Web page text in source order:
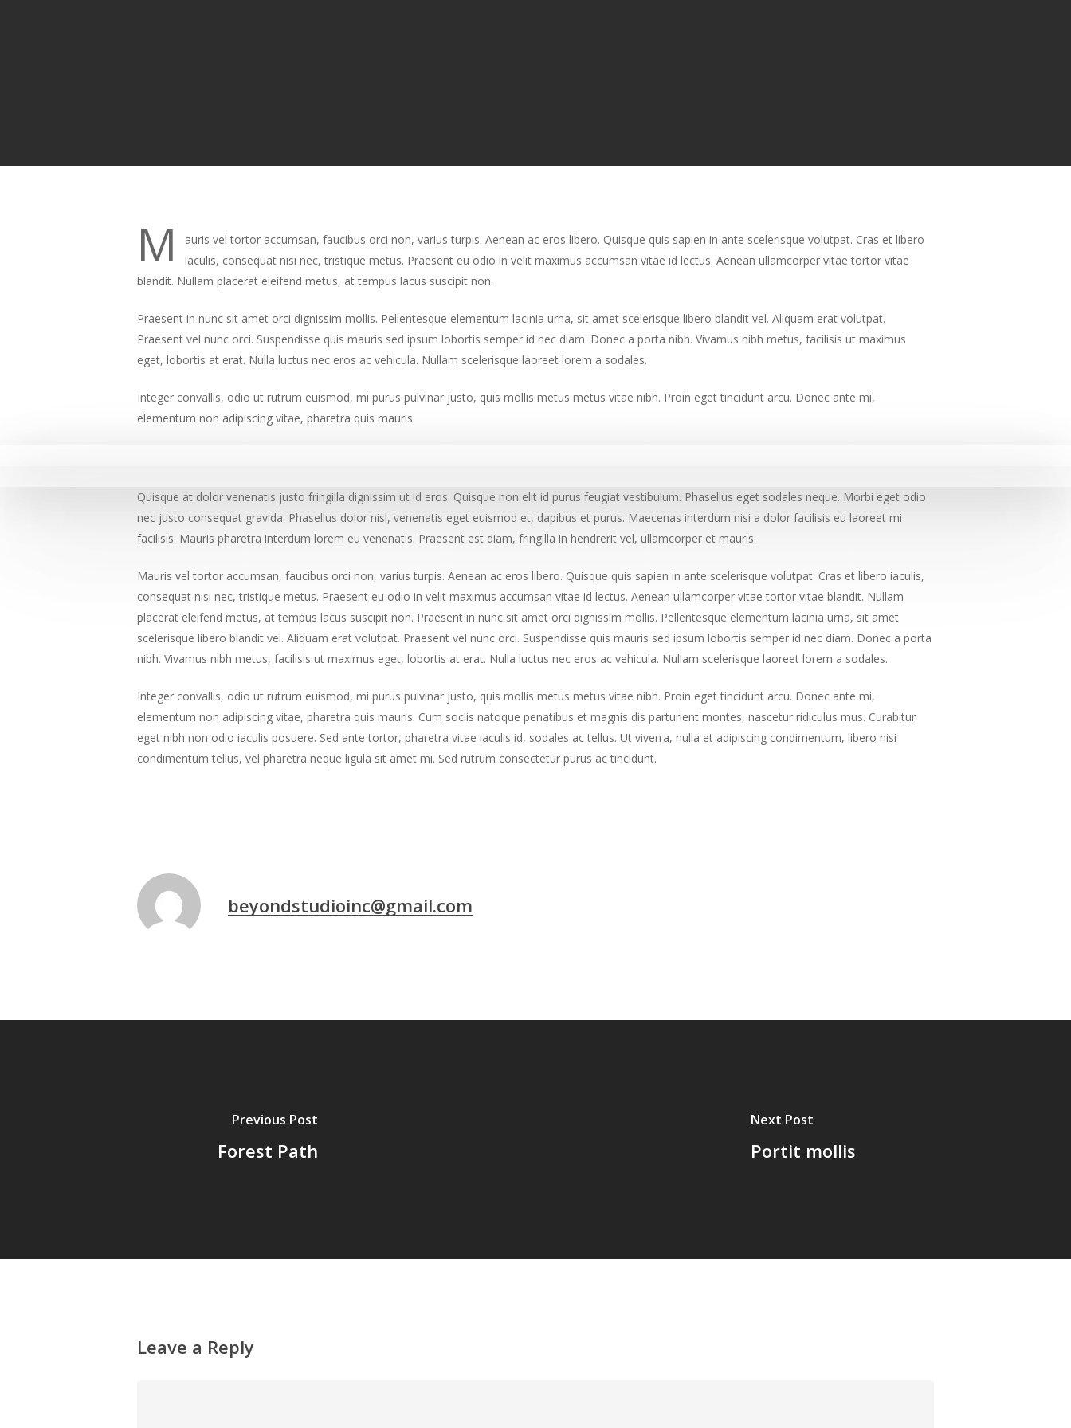
M
auris vel tortor accumsan, faucibus orci non, varius turpis. Aenean ac eros libero. Quisque quis sapien in ante scelerisque volutpat. Cras et libero
iaculis, consequat nisi nec, tristique metus. Praesent eu odio in velit maximus accumsan vitae id lectus. Aenean ullamcorper vitae tortor vitae
blandit. Nullam placerat eleifend metus, at tempus lacus suscipit non.
Praesent in nunc sit amet orci dignissim mollis. Pellentesque elementum lacinia urna, sit amet scelerisque libero blandit vel. Aliquam erat volutpat.
Praesent vel nunc orci. Suspendisse quis mauris sed ipsum lobortis semper id nec diam. Donec a porta nibh. Vivamus nibh metus, facilisis ut maximus
eget, lobortis at erat. Nulla luctus nec eros ac vehicula. Nullam scelerisque laoreet lorem a sodales.
Integer convallis, odio ut rutrum euismod, mi purus pulvinar justo, quis mollis metus metus vitae nibh. Proin eget tincidunt arcu. Donec ante mi,
elementum non adipiscing vitae, pharetra quis mauris.
Quisque at dolor venenatis justo fringilla dignissim ut id eros. Quisque non elit id purus feugiat vestibulum. Phasellus eget sodales neque. Morbi eget odio
nec justo consequat gravida. Phasellus dolor nisl, venenatis eget euismod et, dapibus et purus. Maecenas interdum nisi a dolor facilisis eu laoreet mi
facilisis. Mauris pharetra interdum lorem eu venenatis. Praesent est diam, fringilla in hendrerit vel, ullamcorper et mauris.
Mauris vel tortor accumsan, faucibus orci non, varius turpis. Aenean ac eros libero. Quisque quis sapien in ante scelerisque volutpat. Cras et libero iaculis,
consequat nisi nec, tristique metus. Praesent eu odio in velit maximus accumsan vitae id lectus. Aenean ullamcorper vitae tortor vitae blandit. Nullam
placerat eleifend metus, at tempus lacus suscipit non. Praesent in nunc sit amet orci dignissim mollis. Pellentesque elementum lacinia urna, sit amet
scelerisque libero blandit vel. Aliquam erat volutpat. Praesent vel nunc orci. Suspendisse quis mauris sed ipsum lobortis semper id nec diam. Donec a porta
nibh. Vivamus nibh metus, facilisis ut maximus eget, lobortis at erat. Nulla luctus nec eros ac vehicula. Nullam scelerisque laoreet lorem a sodales.
Integer convallis, odio ut rutrum euismod, mi purus pulvinar justo, quis mollis metus metus vitae nibh. Proin eget tincidunt arcu. Donec ante mi,
elementum non adipiscing vitae, pharetra quis mauris. Cum sociis natoque penatibus et magnis dis parturient montes, nascetur ridiculus mus. Curabitur
eget nibh non odio iaculis posuere. Sed ante tortor, pharetra vitae iaculis id, sodales ac tellus. Ut viverra, nulla et adipiscing condimentum, libero nisi
condimentum tellus, vel pharetra neque ligula sit amet mi. Sed rutrum consectetur purus ac tincidunt.
beyondstudioinc@gmail.com
Previous Post
Forest Path
Next Post
Portit mollis
Leave a Reply